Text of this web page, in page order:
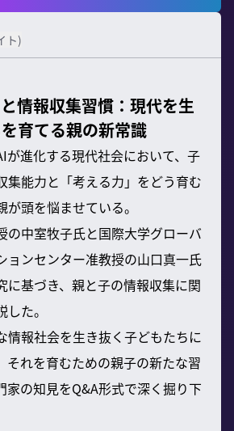
ト)
と情報収集習慣：現代を生
育てる親の新常識
が進化する現代社会において、子
集能力と「考える力」をどう育む
頭を悩ませている。
の中室牧子氏と国際大学グローバ
ョンセンター准教授の山口真一氏
に基づき、親と子の情報収集に関
た。
情報社会を生き抜く子どもたちに
それを育むための親子の新たな習
家の知見をQ&A形式で深く掘り下